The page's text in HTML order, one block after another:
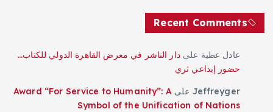
Recent Comments
عادل عطية علىدار الناشر في معرض القاهرة الدولي للكتاب…
حضور إبداعي ثري
Jeffreyger علىAward “For Service to Humanity”: A
Symbol of the Unification of Nations